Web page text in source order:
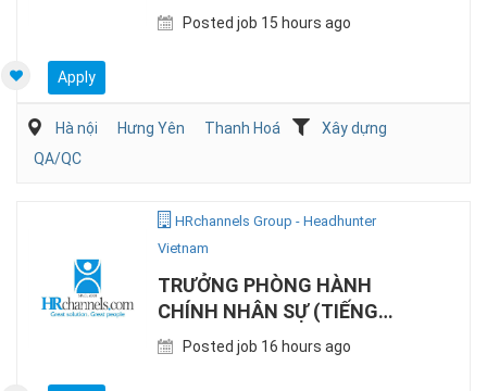
Posted job 15 hours ago
Apply
Hà nội Hưng Yên Thanh Hoá
Xây dựng
QA/QC
HRchannels Group - Headhunter
Vietnam
TRƯỞNG PHÒNG HÀNH
CHÍNH NHÂN SỰ (TIẾNG
NHẬT, SẢN XUẤT)
Posted job 16 hours ago